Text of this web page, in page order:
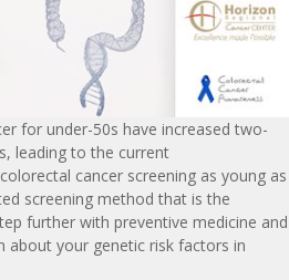
for under-50s have increased two-
leading to the current
cancer screening as young as
screening method that is the
further with preventive medicine and
about your genetic risk factors in